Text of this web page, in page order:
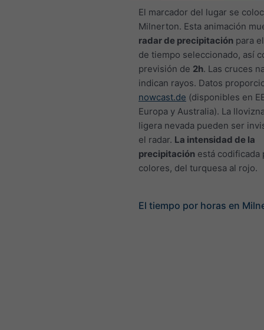
El marcador del lugar se
Milnerton. Esta animación
radar de precipitación para
de tiempo seleccionado, así
previsión de 2h. Las cruces
indican rayos. Datos
nowcast.de (disponibles en
Europa y Australia). La
ligera nevada pueden ser
el radar. La intensidad de la
precipitación está codificada
colores, del turquesa al rojo.
El tiempo por horas en